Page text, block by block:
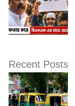
Recent Posts